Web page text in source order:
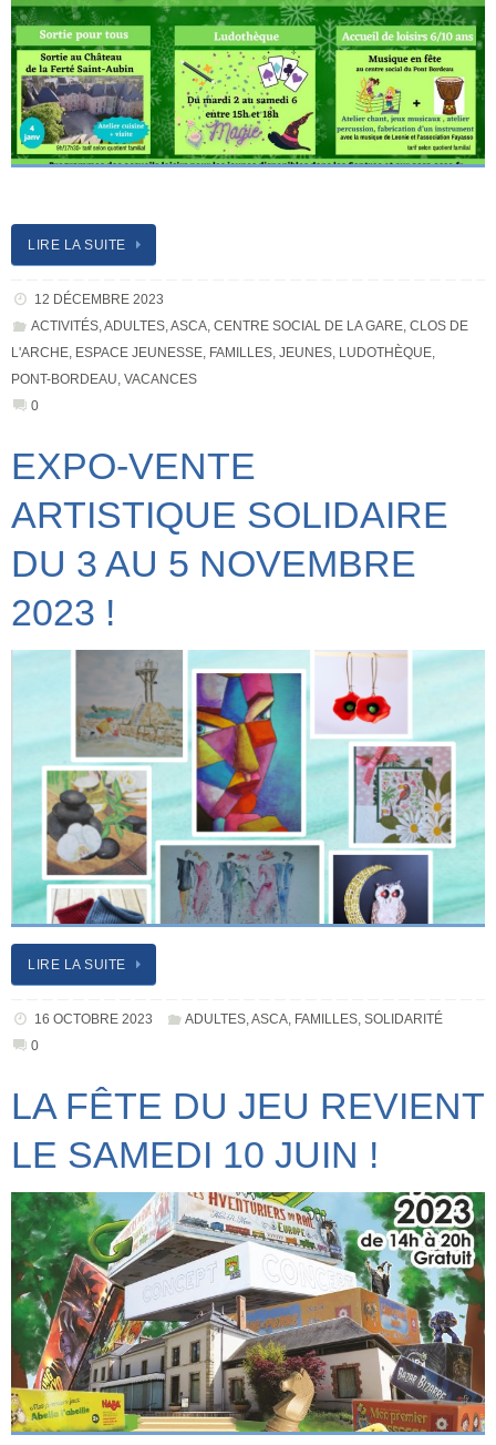
LIRE LA SUITE
12 DÉCEMBRE 2023
ACTIVITÉS,ADULTES,ASCA, CENTRE SOCIAL DE LA GARE, CLOS DE
L'ARCHE, ESPACE JEUNESSE, FAMILLES, JEUNES, LUDOTHÈQUE,
PONT-BORDEAU, VACANCES
0
EXPO-VENTE
ARTISTIQUE SOLIDAIRE
DU 3 AU 5 NOVEMBRE
2023 !
LIRE LA SUITE
16 OCTOBRE 2023 ADULTES,ASCA, FAMILLES,SOLIDARITÉ
0
LA FÊTE DU JEU REVIENT
LE SAMEDI 10 JUIN !